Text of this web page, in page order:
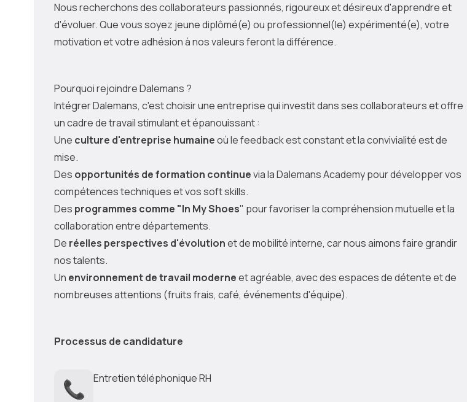
Nous recherchons des collaborateurs passionnés, rigoureux et désireux d'apprendre et
d'évoluer. Que vous soyez jeune diplômé(e) ou professionnel(le) expérimenté(e), votre
motivation et votre adhésion à nos valeurs feront la différence.
Pourquoi rejoindre Dalemans ?
Intégrer Dalemans, c'est choisir une entreprise qui investit dans ses collaborateurs et offre
un cadre de travail stimulant et épanouissant :
Une culture d'entreprise humaineoù le feedback est constant et la convivialité est de
mise.
Des opportunités de formation continuevia la Dalemans Academy pour développer vos
compétences techniques et vos soft skills.
Des programmes comme "In My Shoes" pour favoriser la compréhension mutuelle et la
collaboration entre départements.
De réelles perspectives d'évolutionet de mobilité interne, car nous aimons faire grandir
nos talents.
Un environnement de travail moderneet agréable, avec des espaces de détente et de
nombreuses attentions (fruits frais, café, événements d'équipe).
Processus de candidature
📞 Entretien téléphonique RH